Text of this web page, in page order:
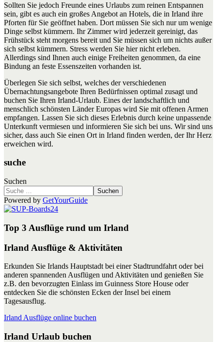
Sollten Sie jedoch Freunde eines Urlaubs zum reinen Entspannen
sein, gibt es auch ein großes Angebot an Hotels, die in Irland ihre
Pforten für Sie geöffnet haben. Dort müssen Sie sich nur um wenige
Dinge selbst kümmern. Ihr Zimmer wird jederzeit gereinigt, das
Frühstück steht morgens bereit und Sie müssen sich um nichts außer
sich selbst kümmern. Stress werden Sie hier nicht erleben.
Allerdings sind Ihnen auch einige Freiheiten genommen, da eine
Bindung an feste Essenszeiten vorhanden ist.
Überlegen Sie sich selbst, welches der verschiedenen
Übernachtungsangebote Ihren Bedürfnissen optimal zusagt und
buchen Sie Ihren Irland-Urlaub. Eines der landschaftlich und
menschlich schönsten Länder Europas wird Sie mit offenen Armen
empfangen. Lassen Sie sich dieses Erlebnis durch keine unpassende
Unterkunft vermiesen und informieren Sie sich bei uns. Wir sind uns
sicher, dass auch Sie einen Ort in Irland finden werden, der Ihr Herz
erweichen wird.
suche
Suchen
Suchen
Powered by GetYourGuide
Top 3 Ausflüge rund um Irland
Irland Ausflüge & Aktivitäten
Erkunden Sie Irlands Hauptstadt bei einer Stadtrundfahrt oder bei
anderen spannenden Ausflügen und Aktivitäten und genießen Sie
z.B. den bevorzugten Einlass im Guinness Store House oder
entdecken Sie die schönsten Ecken der Insel bei einem
Tagesausflug.
Irland Ausflüge online buchen
Irland Urlaub buchen